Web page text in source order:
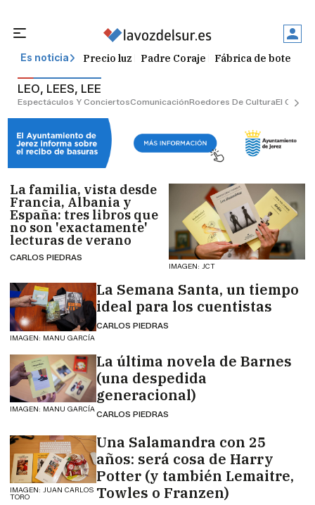
Es noticia Precio luz Padre Coraje Fábrica de botellas
LEO, LEES, LEE
Espectáculos Y ConciertosComunicaciónRoedores De CulturaEl Censo
IMAGEN: JCT
La familia, vista desde
Francia, Albania y
España: tres libros que
no son 'exactamente'
lecturas de verano
CARLOS PIEDRAS
IMAGEN: MANU GARCÍA
La Semana Santa, un tiempo
ideal para los cuentistas
CARLOS PIEDRAS
IMAGEN: MANU GARCÍA
La última novela de Barnes
(una despedida
generacional)
CARLOS PIEDRAS
IMAGEN: JUAN CARLOS
TORO
Una Salamandra con 25
años: será cosa de Harry
Potter (y también Lemaitre,
Towles o Franzen)